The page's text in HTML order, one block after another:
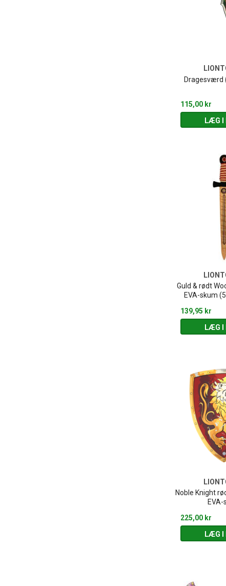
Dragesværd
115,00 kr
LÆG I
Guld & rødt
EVA-skum
139,95 kr
LÆG I
Noble Knight
225,00 kr
LÆG I